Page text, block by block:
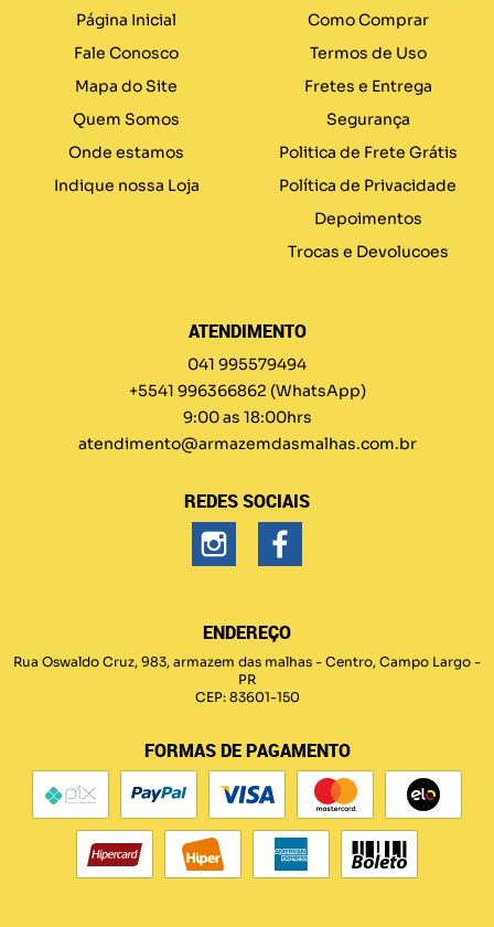
Página Inicial
Fale Conosco
Mapa do Site
Quem Somos
Onde estamos
Indique nossa Loja
Como Comprar
Termos de Uso
Fretes e Entrega
Segurança
Politica de Frete Grátis
Política de Privacidade
Depoimentos
Trocas e Devolucoes
ATENDIMENTO
041 995579494
+5541 996366862 (WhatsApp)
9:00 as 18:00hrs
atendimento@armazemdasmalhas.com.br
REDES SOCIAIS
ENDEREÇO
Rua Oswaldo Cruz, 983, armazem das malhas - Centro, Campo Largo -
PR
CEP: 83601-150
FORMAS DE PAGAMENTO